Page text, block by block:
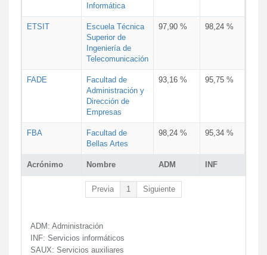
Acrónimo Nombre ADM INF
Informática
ETSIT
Escuela Técnica
Superior de
Ingeniería de
Telecomunicación
97,90 % 98,24 %
FADE
Facultad de
Administración y
Dirección de
Empresas
93,16 % 95,75 %
FBA
Facultad de
Bellas Artes
98,24 % 95,34 %
Previa 1 Siguiente
ADM: Administración
INF: Servicios informáticos
SAUX: Servicios auxiliares